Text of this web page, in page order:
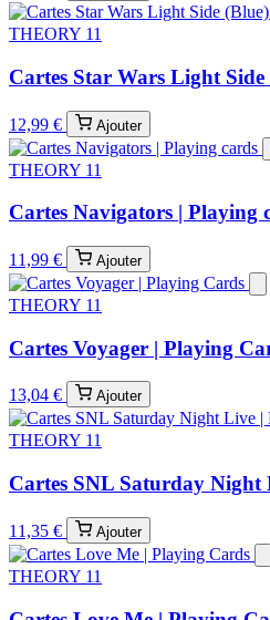
THEORY 11
Cartes Star Wars Light
12,99 € Ajouter
THEORY 11
Cartes Navigators | Playing
11,99 € Ajouter
THEORY 11
Cartes Voyager | Playing
13,04 € Ajouter
THEORY 11
Cartes SNL Saturday Night
11,35 € Ajouter
THEORY 11